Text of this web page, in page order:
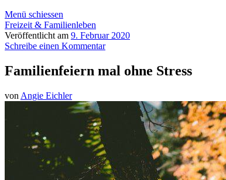
Menü schiessen
Freizeit & Familienleben
Veröffentlicht am 9. Februar 2020
Schreibe einen Kommentar
Familienfeiern mal ohne Stress
von Angie Eichler